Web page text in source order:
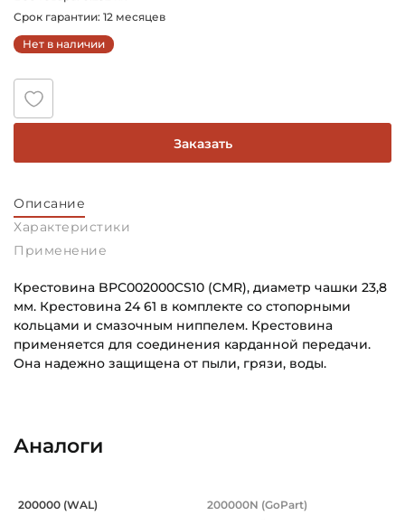
Срок гарантии: 12 месяцев
Нет в наличии
Заказать
Описание
Характеристики
Применение
Крестовина BPC002000CS10 (CMR), диаметр чашки 23,8
мм. Крестовина 24 61 в комплекте со стопорными
кольцами и смазочным ниппелем. Крестовина
применяется для соединения карданной передачи.
Она надежно защищена от пыли, грязи, воды.
Крестовина расстояние по креплению :
Тип чашки крестовины:
Категория:
Аналоги
Крестовина сельхоз W2200
200000 (WAL) Крестовина
200000N (GoPart)